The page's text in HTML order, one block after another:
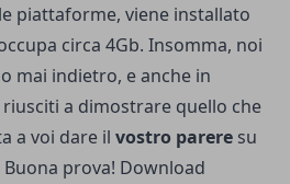
piattaforme, viene installato
circa 4Gb. Insomma, noi
mai indietro, e anche in
a dimostrare quello che
a voi dare il vostro parere su
prova! Download